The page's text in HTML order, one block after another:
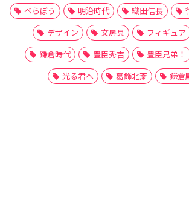
べらぼう
明治時代 織田信長
デザイン
文房具 フィギュア
鎌倉時代
豊臣秀吉 豊臣兄弟！
光る君へ
葛飾北斎 鎌倉